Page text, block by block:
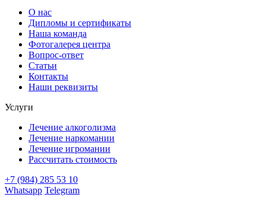
О нас
Дипломы и сертификаты
Наша команда
Фотогалерея центра
Вопрос-ответ
Статьи
Контакты
Наши реквизиты
Услуги
Лечение алкоголизма
Лечение наркомании
Лечение игромании
Рассчитать стоимость
+7 (984) 285 53 10
Whatsapp Telegram